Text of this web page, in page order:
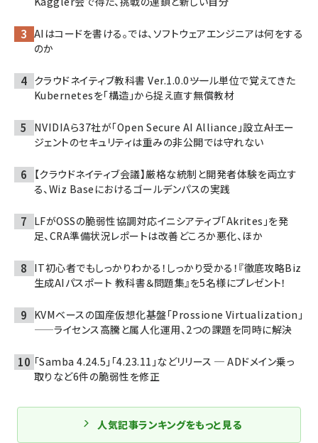
AIはコードを書ける。では、ソフトウェアエンジニアは何をする
のか
クラウドネイティブ教科書 Ver.1.0.0――ツール単位で覚えてきた
Kubernetesを「構造」から捉え直す無償教材
NVIDIAら37社が「Open Secure AI Alliance」設立――AIエー
ジェントのセキュリティは重みの非公開では守れない
【クラウドネイティブ会議】厳格な統制と開発者体験を両立す
る、Wiz Baseにおけるゴールデンパスの実践
LFがOSSの脆弱性協調対応イニシアティブ「Akrites」を発
足、CRA準備状況レポートは改善どころか悪化、ほか
IT初心者でもしっかりわかる！しっかり受かる！『徹底攻略Biz
生成AIパスポート 教科書＆問題集』を5名様にプレゼント！
KVMベースの国産仮想化基盤「Prossione Virtualization」
——ライセンス高騰と属人化運用、2つの課題を同時に解決
「Samba 4.24.5」「4.23.11」などリリース ─ ADドメイン乗っ
取りなど6件の脆弱性を修正
人気記事ランキングをもっと見る